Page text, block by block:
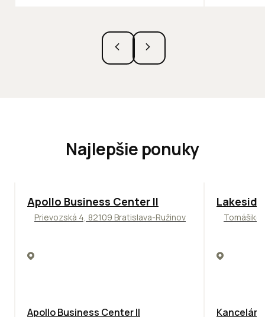
Najlepšie ponuky
TOP NOVINKA ODPORÚČAME
Apollo Business Center II
Prievozská 4, 82109 Bratislava-Ružinov
Apollo Business Center II